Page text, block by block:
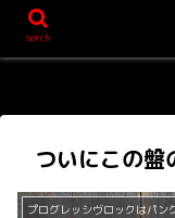
ついにこの盤
プログレッシヴロックはパン
serch